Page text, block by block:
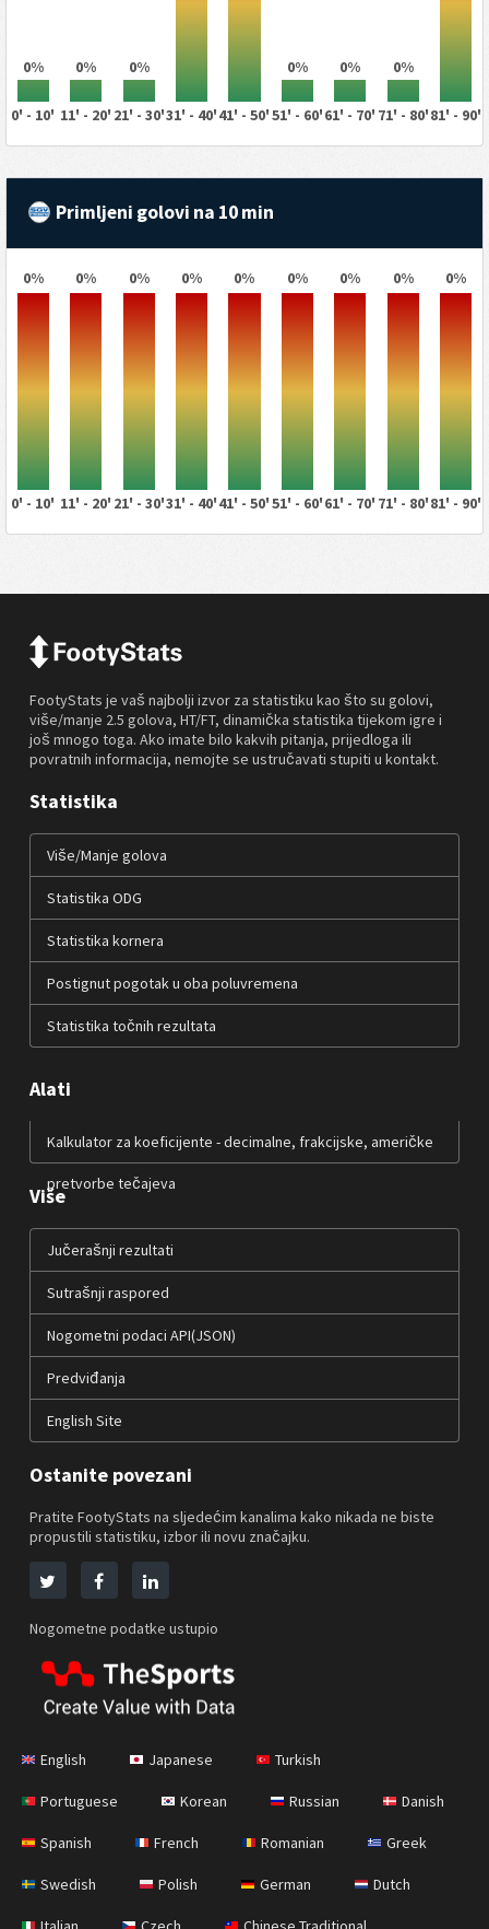
0% 0% 0% 0% 0% 0%
0' - 10' 11' - 20' 21' - 30'31' - 40'41' - 50'51' - 60'61' - 70' 71' - 80'81' - 90'
Primljeni golovi na 10 min
0% 0% 0% 0% 0% 0% 0% 0% 0%
0' - 10' 11' - 20' 21' - 30'31' - 40'41' - 50'51' - 60'61' - 70' 71' - 80'81' - 90'
FootyStats je vaš najbolji izvor za statistiku kao što su golovi,
više/manje 2.5 golova, HT/FT, dinamička statistika tijekom igre i
još mnogo toga. Ako imate bilo kakvih pitanja, prijedloga ili
povratnih informacija, nemojte se ustručavati stupiti u kontakt.
Statistika
Više/Manje golova
Statistika ODG
Statistika kornera
Postignut pogotak u oba poluvremena
Statistika točnih rezultata
Alati
Kalkulator za koeficijente - decimalne, frakcijske, američke
pretvorbe tečajeva
Više
Jučerašnji rezultati
Sutrašnji raspored
Nogometni podaci API(JSON)
Predviđanja
English Site
Ostanite povezani
Pratite FootyStats na sljedećim kanalima kako nikada ne biste
propustili statistiku, izbor ili novu značajku.
Nogometne podatke ustupio
English Japanese Turkish
Portuguese Korean Russian Danish
Spanish French Romanian Greek
Swedish Polish German Dutch